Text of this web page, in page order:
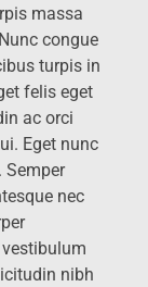
massa
congue
turpis in
felis eget
ac orci
Eget nunc
nec
nibh